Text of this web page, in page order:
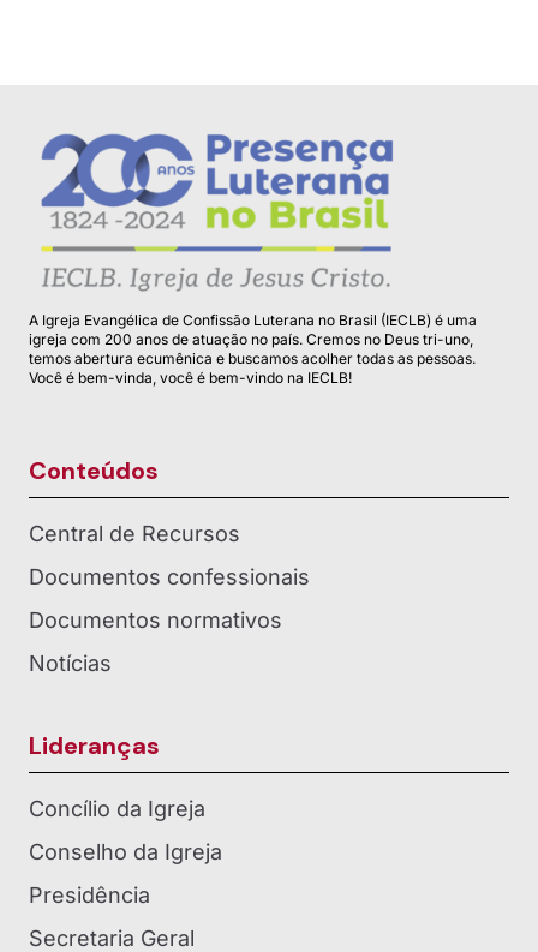
A Igreja Evangélica de Confissão Luterana no Brasil (IECLB) é uma
igreja com 200 anos de atuação no país. Cremos no Deus tri-uno,
temos abertura ecumênica e buscamos acolher todas as pessoas.
Você é bem-vinda, você é bem-vindo na IECLB!
Conteúdos
Central de Recursos
Documentos confessionais
Documentos normativos
Notícias
Lideranças
Concílio da Igreja
Conselho da Igreja
Presidência
Secretaria Geral